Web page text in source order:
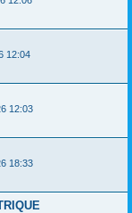
12:04
12:03
18:33